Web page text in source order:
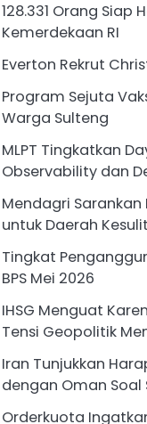
128.331 Orang Siap
Kemerdekaan RI
Everton Rekrut
Program Sejuta
Warga Sulteng
MLPT Tingkatkan
Observability dan
Mendagri Sarankan
untuk Daerah
Tingkat
BPS Mei 2026
IHSG Menguat
Tensi Geopolitik
Iran Tunjukkan
dengan Oman Soal
Orderkuota